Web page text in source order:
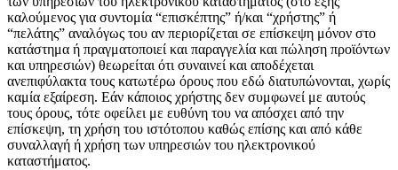
καλούμενος για συντομία “επισκέπτης” ή/και “χρήστης” ή
“πελάτης” αναλόγως του αν περιορίζεται σε επίσκεψη μόνον στο
κατάστημα ή πραγματοποιεί και παραγγελία και πώληση προϊόντων
και υπηρεσιών) θεωρείται ότι συναινεί και αποδέχεται
ανεπιφύλακτα τους κατωτέρω όρους που εδώ διατυπώνονται, χωρίς
καμία εξαίρεση. Εάν κάποιος χρήστης δεν συμφωνεί με αυτούς
τους όρους, τότε οφείλει με ευθύνη του να απόσχει από την
επίσκεψη, τη χρήση του ιστότοπου καθώς επίσης και από κάθε
συναλλαγή ή χρήση των υπηρεσιών του ηλεκτρονικού
καταστήματος.